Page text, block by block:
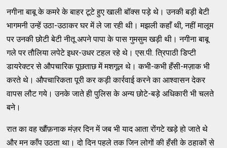
नगीना बाबू के कमरे के बाहर टूटे हुए खाली बॉक्स पड़े थे। उनकी बड़ी बेटी
भागमनी उन्हें उठा-उठाकर घर में ले जा रही थी। मझली कहाँ थी, नहीं मालूम
पर उनकी छोटी बेटी नीतू अपने पापा के पास गुमसुम खड़ी थी। नगीना बाबू
गले पर तौलिया लपेटे इधर-उधर टहल रहे थे। एस.पी. त्रिपाठी डिप्टी
डायरेक्टर से औपचारिक पूछताछ में मशगूल थे। कभी-कभी हँसी-मज़ाक भी
करते थे। औपचारिकता पूरी कर कड़ी कार्रवाई करने का आश्वासन देकर
वापस लौट गये। उनके जाते ही पुलिस के अन्य छोटे-बड़े अधिकारी भी चलते
बने।
रात का वह खौंफ़नाक मंज़र दिन में जब भी याद आता रोंगटे खड़े हो जाते थे
और मन काँप उठता था। दो दिन पहले तक जिन लोगों की हँसी के ठहाकों से